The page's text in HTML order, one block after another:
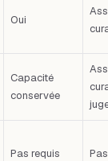
Oui
Capacité
conservée
Pas requis